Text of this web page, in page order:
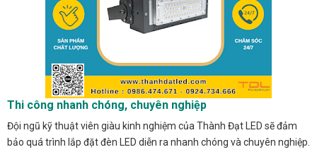
Thi công nhanh chóng, chuyên nghiệp
Đội ngũ kỹ thuật viên giàu kinh nghiệm của Thành Đạt LED sẽ đảm
bảo quá trình lắp đặt đèn LED diễn ra nhanh chóng và chuyên nghiệp.